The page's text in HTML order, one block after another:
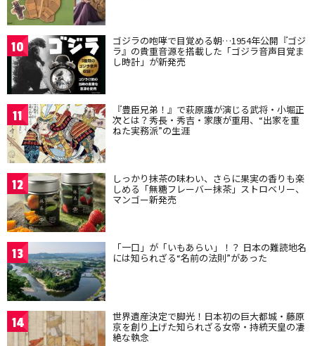
10 ゴジラの咆哮で目覚める朝…1954年公開『ゴジ
ラ』の貴重音源を搭載した「ゴジラ音声目覚ま
し時計」が新発売
11 『豊臣兄弟！』で萩原護が演じる武将・小堀正
次とは？秀長・秀吉・家康が重用、“出家を重
ねた実務派”の生涯
12 しっかり抹茶の味わい、さらに果実の香りも楽
しめる「無糖フレーバー抹茶」ストロベリー、
マンゴー新発売
13 「一口」が「いもあらい」！？ 日本の難読地名
には知られざる“名前の法則”があった
14 世界遺産決定で脚光！日本初の巨大都城・藤原
京を創り上げた知られざる女帝・持統天皇の凄
絶な執念